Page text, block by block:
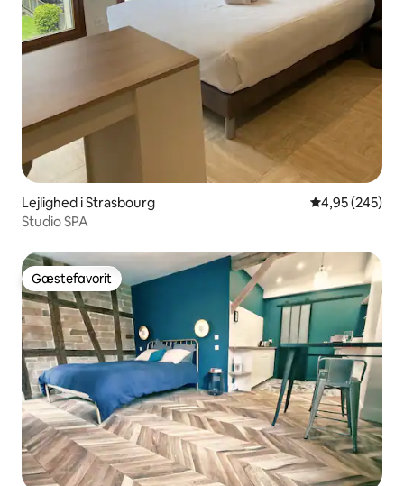
Lejlighed i Strasbourg 4,95 ud af 5 i
4,95 (245)
Studio SPA
Gæstefavorit
Gæstefavorit